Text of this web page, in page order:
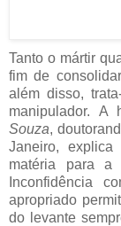
Tanto o mártir
fim de
além disso,
manipulador. A
Souza,
Janeiro,
matéria para a
Inconfidência
apropriado
do levante